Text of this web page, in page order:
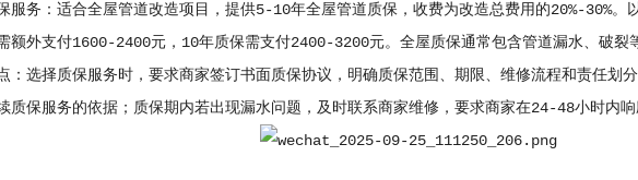
服务：适合全屋管道改造项目，提供5-10年全屋管道质保，收费为改造总费用的20%-30%。
额外支付1600-2400元，10年质保需支付2400-3200元。全屋质保通常包含管道漏水、破裂
：选择质保服务时，要求商家签订书面质保协议，明确质保范围、期限、维修流程和责任划
质保服务的依据；质保期内若出现漏水问题，及时联系商家维修，要求商家在24-48小时内响